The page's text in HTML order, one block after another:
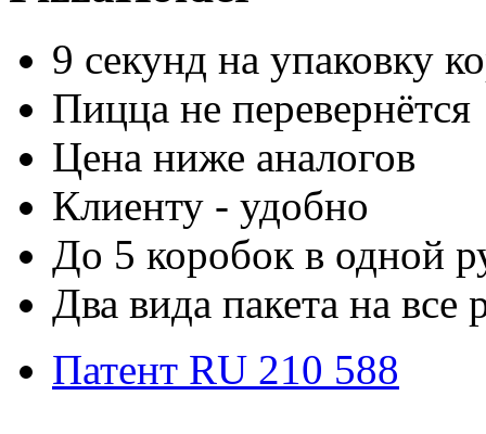
9 секунд на упаковку
Пицца не перевернётся
Цена ниже аналогов
Клиенту - удобно
До 5 коробок в одной
Два вида пакета на все
Патент RU 210 588